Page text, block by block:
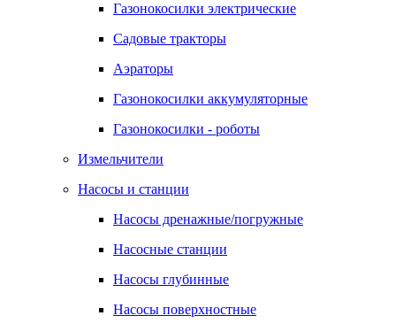
Газонокосилки электрические
Садовые тракторы
Аэраторы
Газонокосилки аккумуляторные
Газонокосилки - роботы
Измельчители
Насосы и станции
Насосы дренажные/погружные
Насосные станции
Насосы глубинные
Насосы поверхностные